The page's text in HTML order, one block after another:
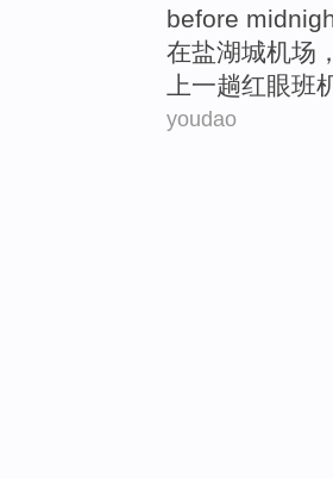
before
在盐湖城机场
上一趟红眼班
youdao